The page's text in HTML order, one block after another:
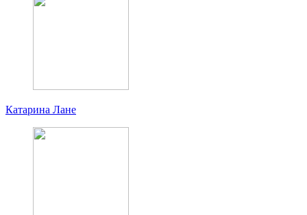
Катарина Лане